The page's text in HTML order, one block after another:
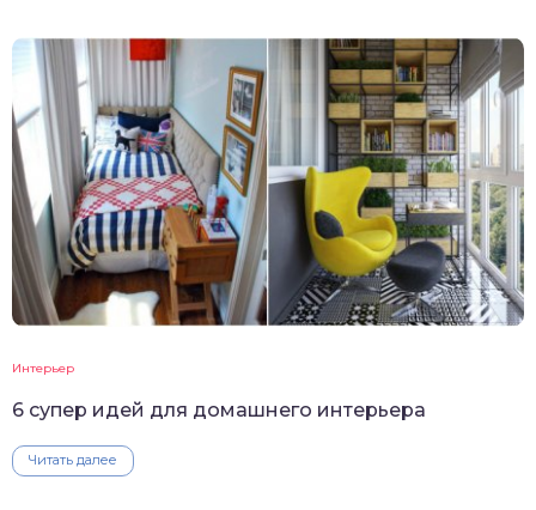
Интерьер
6 супер идей для домашнего интерьера
Читать далее